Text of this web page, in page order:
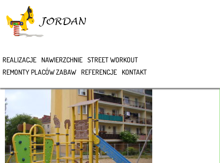
REALIZACJE NAWIERZCHNIE STREET WORKOUT
REMONTY PLACÓW ZABAW
REFERENCJE KONTAKT
DSC05060